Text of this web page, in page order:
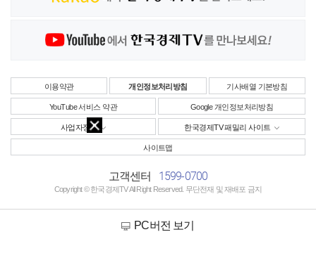
이용약관 개인정보처리방침 기사배열 기본방침
YouTube 서비스 약관 Google 개인정보처리방침
사업자정보 한국경제TV 패밀리 사이트
사이트맵
고객센터 1599-0700
Copyright © 한국경제TV All Right Reserved. 무단전재 및 재배포 금지
PC버전 보기